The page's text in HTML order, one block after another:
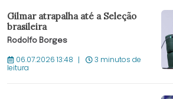
Gilmar atrapalha até a Seleção
brasileira
Rodolfo Borges
06.07.2026 13:48 3 minutos de
leitura